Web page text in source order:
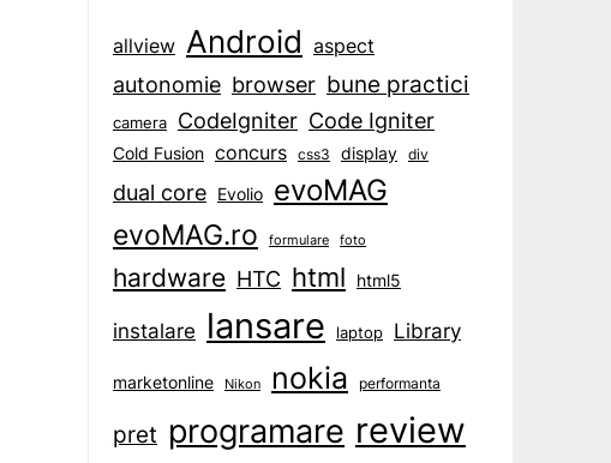
allview Android aspect
autonomie browser bune practici
camera CodeIgniter Code Igniter
Cold Fusion concurs css3 display div
dual core Evolio evoMAG
evoMAG.ro formulare foto
hardware HTC html html5
instalare lansare laptop Library
marketonline Nikon nokia performanta
pret programare review